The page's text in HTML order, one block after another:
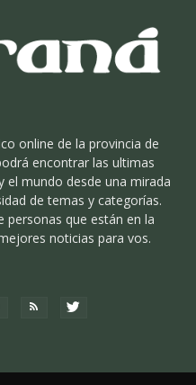
online de la provincia de
encontrar las ultimas
el mundo desde una mirada
de temas y categorías.
personas que están en la
noticias para vos.